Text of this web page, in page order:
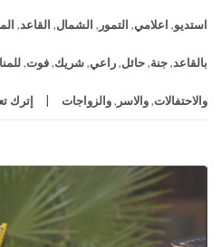
استديو, اعلامي, التمور , الشمال, القاعد,
بالقاعد,جنة,حائل,راعي,شريك,فوت,
والاحتفالات,والاسر ,والزواجات إترك